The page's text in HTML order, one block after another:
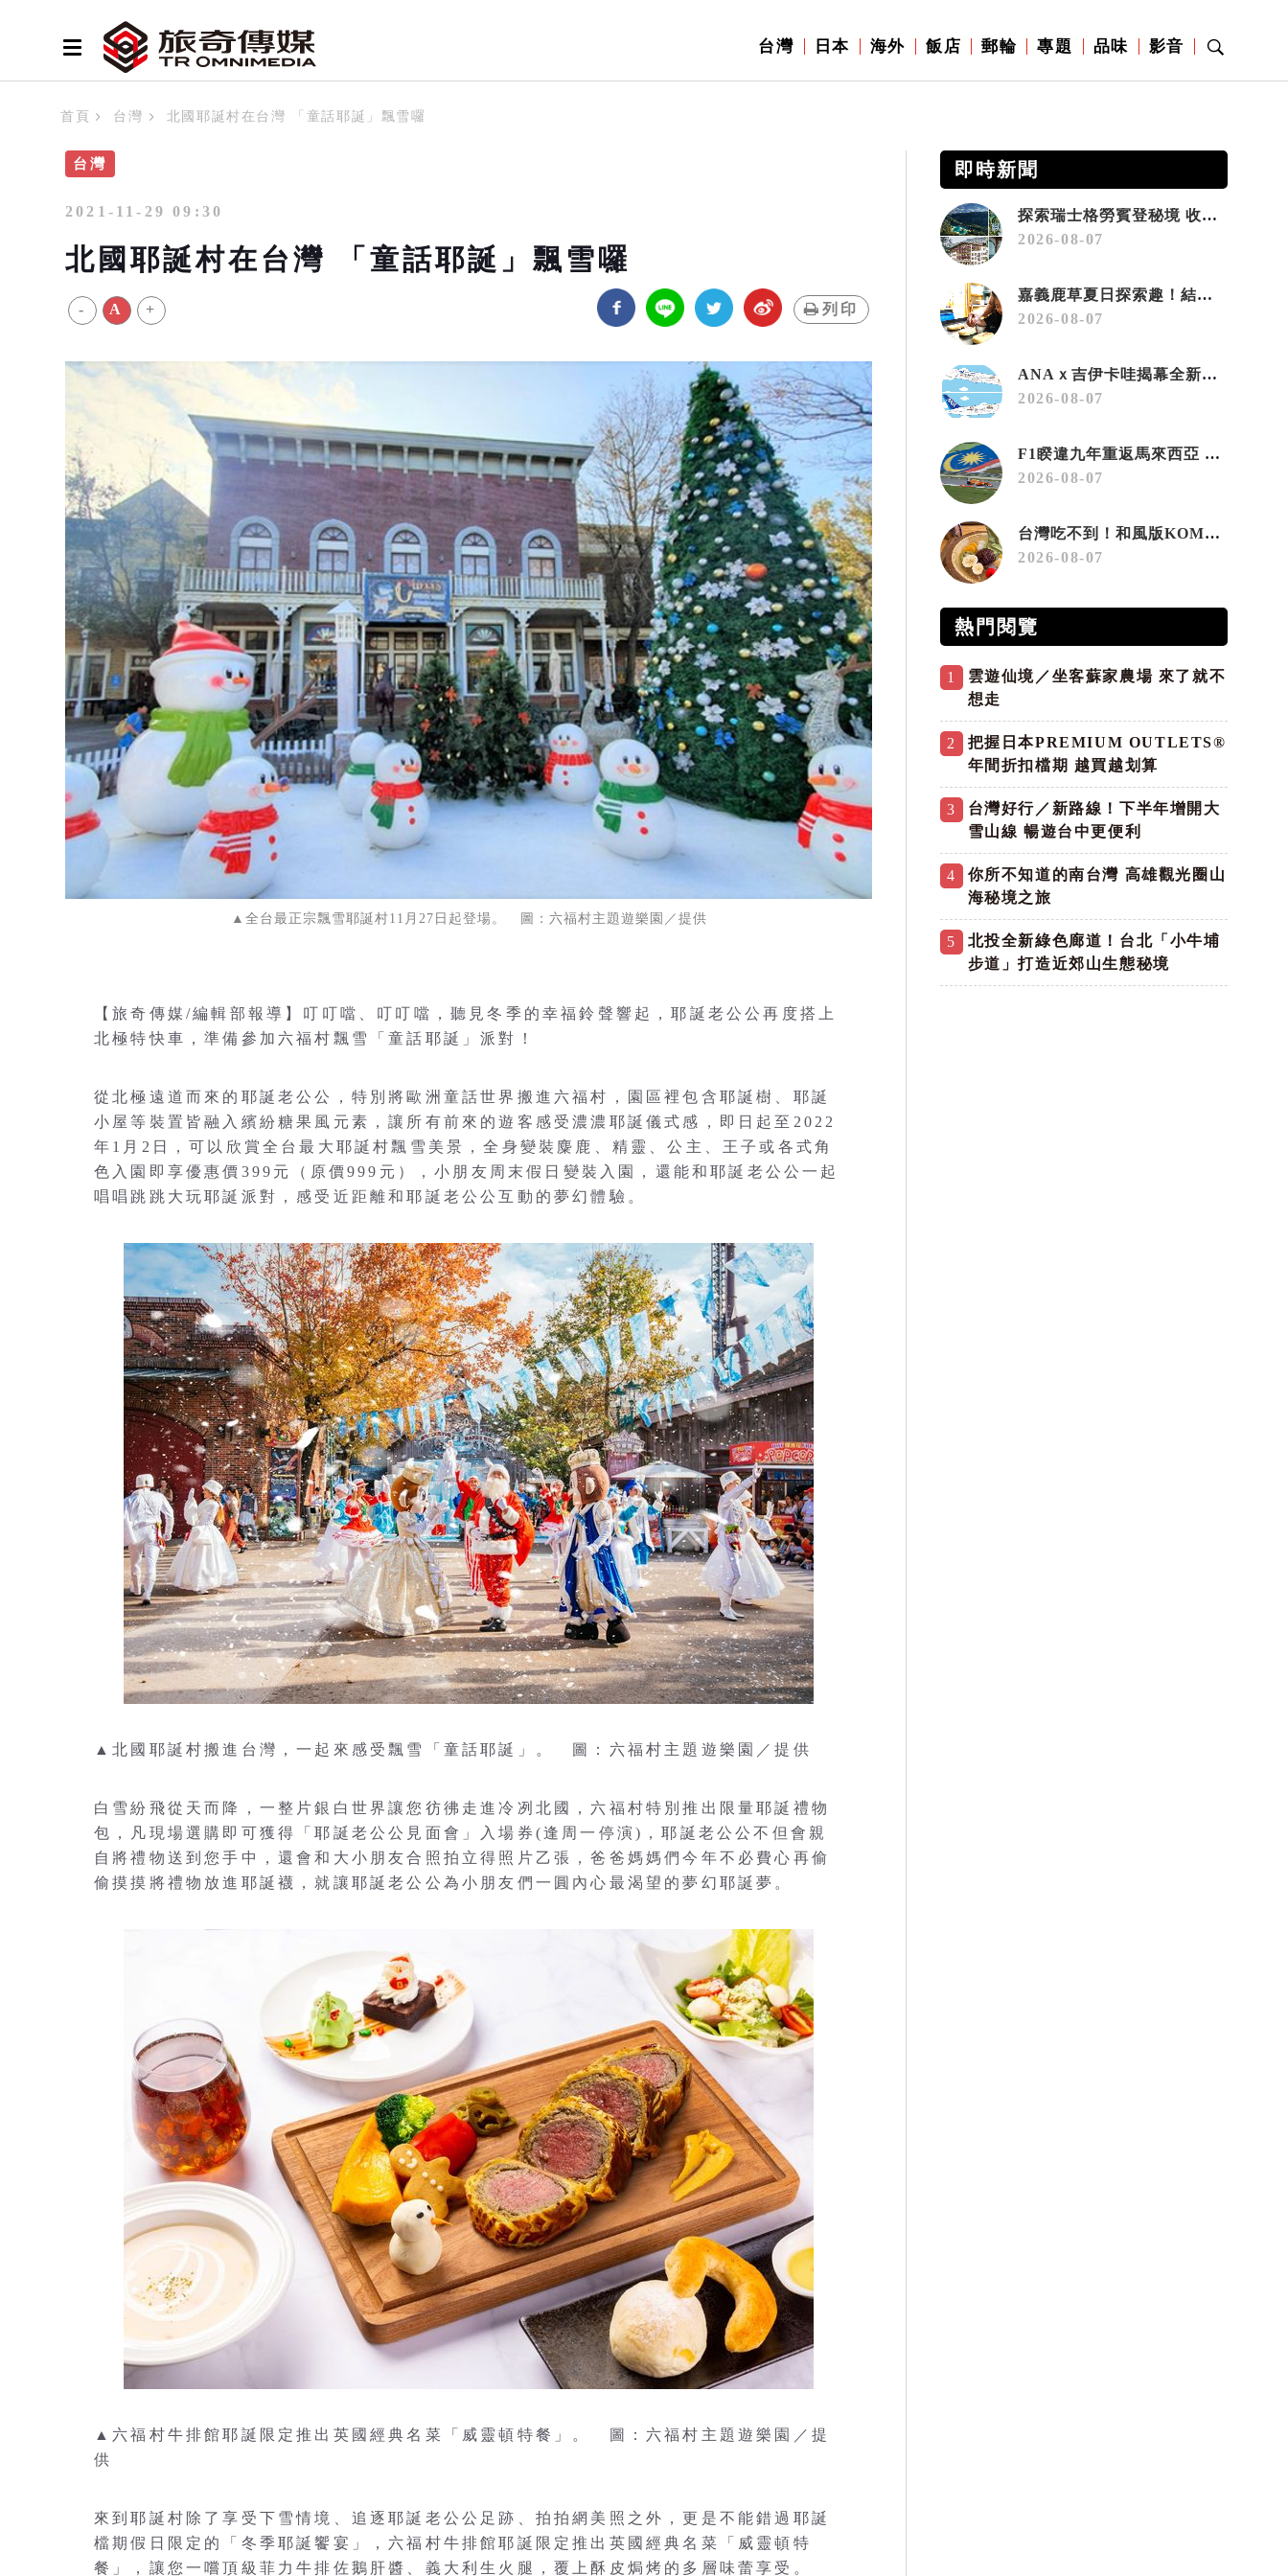
台灣 日本 海外 飯店 郵輪 專題 品味 影音
首頁 台灣 北國耶誕村在台灣 「童話耶誕」飄雪囉
台灣
2021-11-29 09:30
北國耶誕村在台灣 「童話耶誕」飄雪囉
- A + 列印
▲全台最正宗飄雪耶誕村11月27日起登場。 圖：六福村主題遊樂園／提供
【旅奇傳媒/編輯部報導】叮叮噹、叮叮噹，聽見冬季的幸福鈴聲響起，耶誕老公公再度搭上
北極特快車，準備參加六福村飄雪「童話耶誕」派對！
從北極遠道而來的耶誕老公公，特別將歐洲童話世界搬進六福村，園區裡包含耶誕樹、耶誕
小屋等裝置皆融入繽紛糖果風元素，讓所有前來的遊客感受濃濃耶誕儀式感，即日起至2022
年1月2日，可以欣賞全台最大耶誕村飄雪美景，全身變裝麋鹿、精靈、公主、王子或各式角
色入園即享優惠價399元（原價999元），小朋友周末假日變裝入園，還能和耶誕老公公一起
唱唱跳跳大玩耶誕派對，感受近距離和耶誕老公公互動的夢幻體驗。
▲北國耶誕村搬進台灣，一起來感受飄雪「童話耶誕」。 圖：六福村主題遊樂園／提供
白雪紛飛從天而降，一整片銀白世界讓您彷彿走進冷冽北國，六福村特別推出限量耶誕禮物
包，凡現場選購即可獲得「耶誕老公公見面會」入場券(逢周一停演)，耶誕老公公不但會親
自將禮物送到您手中，還會和大小朋友合照拍立得照片乙張，爸爸媽媽們今年不必費心再偷
偷摸摸將禮物放進耶誕襪，就讓耶誕老公公為小朋友們一圓內心最渴望的夢幻耶誕夢。
▲六福村牛排館耶誕限定推出英國經典名菜「威靈頓特餐」。 圖：六福村主題遊樂園／提
供
來到耶誕村除了享受下雪情境、追逐耶誕老公公足跡、拍拍網美照之外，更是不能錯過耶誕
檔期假日限定的「冬季耶誕饗宴」，六福村牛排館耶誕限定推出英國經典名菜「威靈頓特
餐」，讓您一嚐頂級菲力牛排佐鵝肝醬、義大利生火腿，覆上酥皮焗烤的多層味蕾享受。
即時新聞
探索瑞士格勞賓登秘境 收藏六種阿爾卑斯夏日療癒之旅
2026-08-07
嘉義鹿草夏日探索趣！結合科學、農場與自然的親子小旅行
2026-08-07
ANAｘ吉伊卡哇揭幕全新彩繪機「Chiikawa JET」
2026-08-07
F1睽違九年重返馬來西亞 三大國際賽事打造10月運動旅遊熱潮 賽車、自行車、路跑同週登場
2026-08-07
台灣吃不到！和風版KOMEDA咖啡讓你吃遍名古屋在地美食
2026-08-07
熱門閱覽
1
雲遊仙境／坐客蘇家農場 來了就不
想走
2
把握日本PREMIUM OUTLETS®
年間折扣檔期 越買越划算
3
台灣好行／新路線！下半年增開大
雪山線 暢遊台中更便利
4
你所不知道的南台灣 高雄觀光圈山
海秘境之旅
5
北投全新綠色廊道！台北「小牛埔
步道」打造近郊山生態秘境